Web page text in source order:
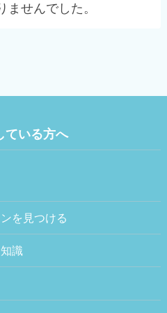
ませんでした。
ている方へ
を見つける
識